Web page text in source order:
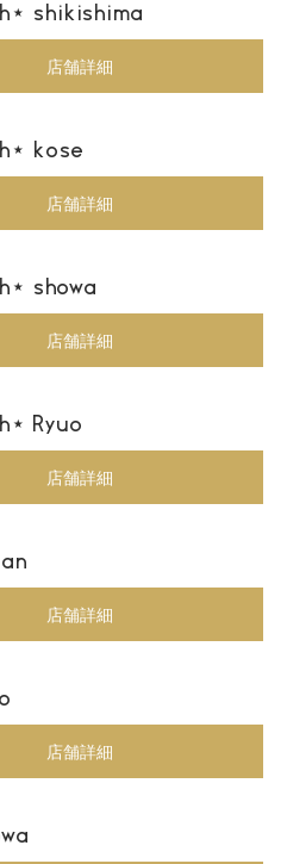
shikishima
店舗詳細
kose
店舗詳細
showa
店舗詳細
Ryuo
店舗詳細
店舗詳細
店舗詳細